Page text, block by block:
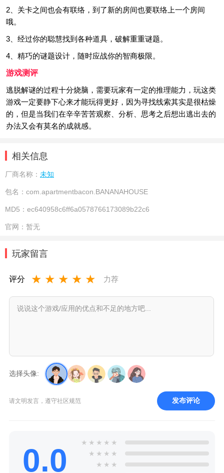
2、关卡之间也会有联络，到了新的房间也要联络上一个房间
哦。
3、经过你的聪慧找到各种道具，破解重重谜题。
4、精巧的谜题设计，随时应战你的智商极限。
游戏测评
逃脱解谜的过程十分烧脑，需要玩家有一定的推理能力，玩这类
游戏一定要静下心来才能玩得更好，因为寻找线索其实是很枯燥
的，但是当我们在辛辛苦苦观察、分析、思考之后想出逃出去的
办法又会有莫名的成就感。
相关信息
厂商名称： 未知
包名： com.apartmentbacon.BANANAHOUSE
MD5： ec640958c6ff6a0578766173089b22c6
官网： 暂无
玩家留言
评分 ★ ★ ★ ★ ★ 力荐
选择头像:
请文明发言，遵守社区规范 发布评论
0.0 ★ ★ ★ ★ ★
★ ★ ★ ★
★ ★ ★